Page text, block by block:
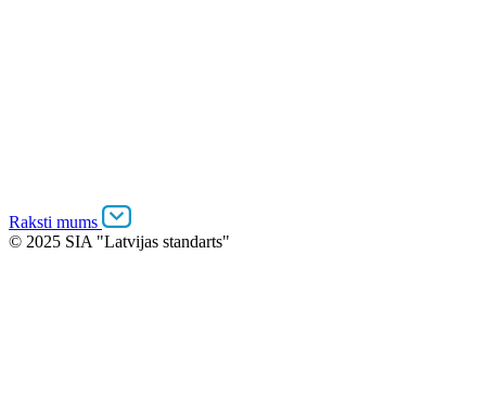
Raksti mums
© 2025 SIA "Latvijas standarts"